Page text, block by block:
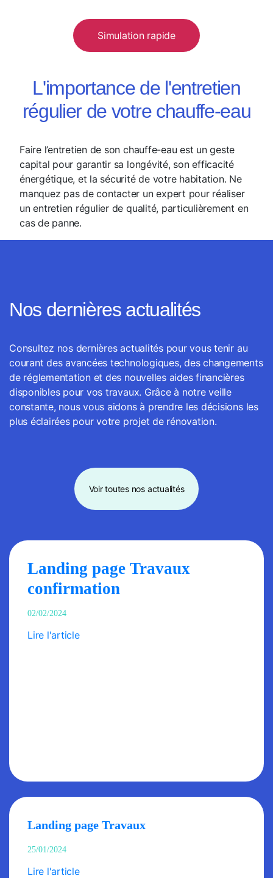
Simulation rapide
L'importance de l'entretien
régulier de votre chauffe-eau
Faire l’entretien de son chauffe-eau est un geste
capital pour garantir sa longévité, son efficacité
énergétique, et la sécurité de votre habitation. Ne
manquez pas de contacter un expert pour réaliser
un entretien régulier de qualité, particulièrement en
cas de panne.
Nos dernières actualités
Consultez nos dernières actualités pour vous tenir au
courant des avancées technologiques, des changements
de réglementation et des nouvelles aides financières
disponibles pour vos travaux. Grâce à notre veille
constante, nous vous aidons à prendre les décisions les
plus éclairées pour votre projet de rénovation.
Voir toutes nos actualités
Landing page Travaux
confirmation
02/02/2024
Lire l'article
Landing page Travaux
25/01/2024
Lire l'article